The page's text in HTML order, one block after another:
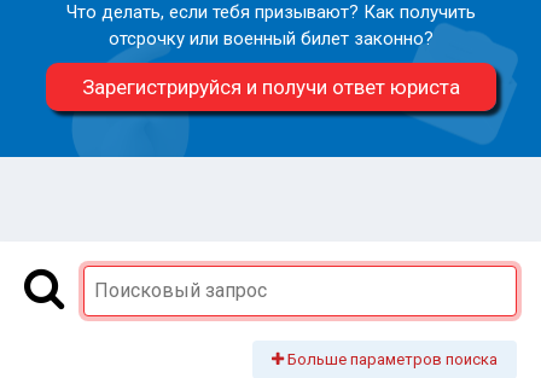
Что делать, если тебя призывают? Как получить
отсрочку или военный билет законно?
Зарегистрируйся и получи ответ юриста
Больше параметров поиска